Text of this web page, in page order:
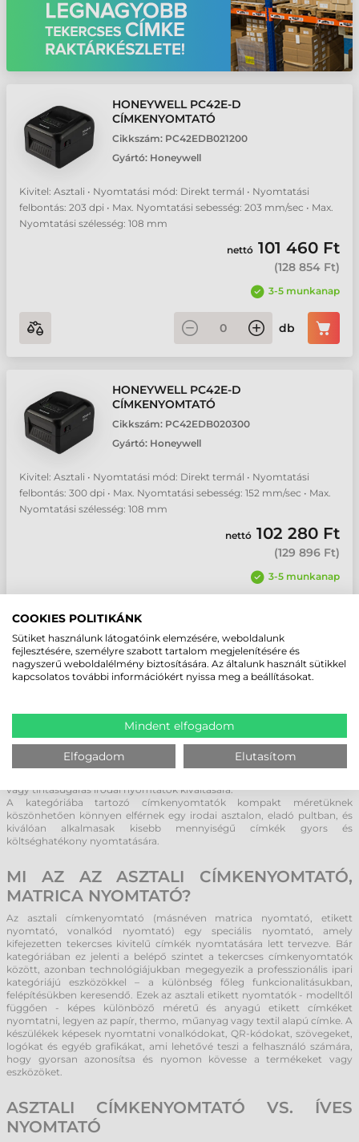
HONEYWELL PC42E-D
CÍMKENYOMTATÓ
Cikkszám: PC42EDB021200
Gyártó: Honeywell
Kivitel: Asztali • Nyomtatási mód: Direkt termál • Nyomtatási
felbontás: 203 dpi • Max. Nyomtatási sebesség: 203 mm/sec • Max.
Nyomtatási szélesség: 108 mm
nettó 101 460 Ft
(128 854 Ft)
3-5 munkanap
db
HONEYWELL PC42E-D
CÍMKENYOMTATÓ
Cikkszám: PC42EDB020300
Gyártó: Honeywell
Kivitel: Asztali • Nyomtatási mód: Direkt termál • Nyomtatási
felbontás: 300 dpi • Max. Nyomtatási sebesség: 152 mm/sec • Max.
Nyomtatási szélesség: 108 mm
nettó 102 280 Ft
(129 896 Ft)
3-5 munkanap
CÍMKENYOMTATÓ - GYORS, KÉNYELMES
Az asztali kategóriába tartozó tekercses címkenyomtatók
eszközök, amelyek kifejezetten kis mennyiségű etikett címkék
vagy tintasugaras irodai nyomtatók kiváltására.
A kategóriába tartozó címkenyomtatók kompakt méretüknek
köszönhetően könnyen elférnek egy irodai asztalon, eladó pultban, és
kiválóan alkalmasak kisebb mennyiségű címkék gyors és
költséghatékony nyomtatására.
MI AZ AZ ASZTALI CÍMKENYOMTATÓ,
MATRICA NYOMTATÓ?
Az asztali címkenyomtató (másnéven matrica nyomtató, etikett
nyomtató, vonalkód nyomtató) egy speciális nyomtató, amely
kifejezetten tekercses kivitelű címkék nyomtatására lett tervezve. Bár
kategóriában ez jelenti a belépő szintet a tekercses címkenyomtatók
között, azonban technológiájukban megegyezik a professzionális ipari
kategóriájú eszközökkel – a különbség főleg funkcionalitásukban,
felépítésükben keresendő. Ezek az asztali etikett nyomtatók - modelltől
függően - képes különböző méretű és anyagú etikett címkéket
nyomtatni, legyen az papír, thermo, műanyag vagy textil alapú címke. A
készülékek képesek nyomtatni vonalkódokat, QR-kódokat, szövegeket,
logókat és egyéb grafikákat, ami lehetővé teszi a felhasználó számára,
hogy gyorsan azonosítsa és nyomon kövesse a termékeket vagy
eszközöket.
ASZTALI CÍMKENYOMTATÓ VS. ÍVES
NYOMTATÓ
COOKIES POLITIKÁNK
Sütiket használunk látogatóink elemzésére, weboldalunk
fejlesztésére, személyre szabott tartalom megjelenítésére és
nagyszerű weboldalélmény biztosítására. Az általunk használt sütikkel
kapcsolatos további információkért nyissa meg a beállításokat.
Mindent elfogadom
Elfogadom Elutasítom